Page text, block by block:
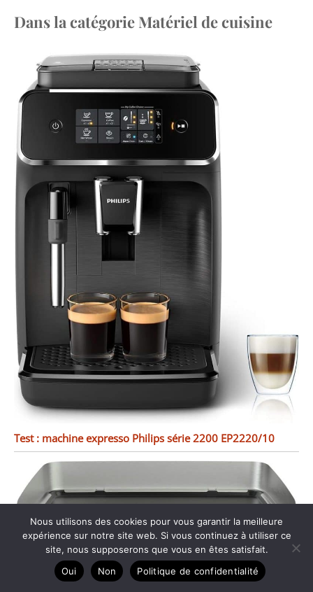
Dans la catégorie Matériel de cuisine
Test : machine expresso Philips série 2200 EP2220/10
Nous utilisons des cookies pour vous garantir la meilleure
expérience sur notre site web. Si vous continuez à utiliser ce
site, nous supposerons que vous en êtes satisfait.
Oui
Non Politique de confidentialité